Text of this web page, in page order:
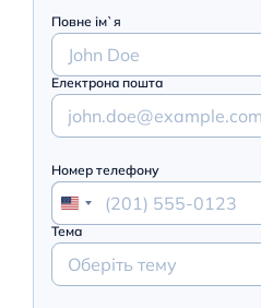
Повне ім`я
Електрона пошта
Номер телефону
Тема
Оберіть тему